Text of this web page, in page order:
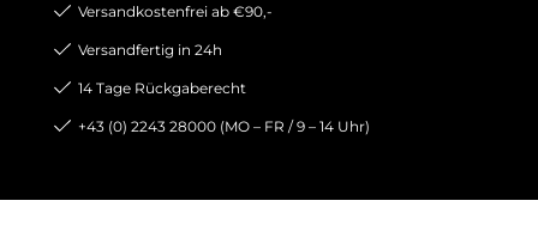
Versandkostenfrei ab €90,-
Versandfertig in 24h
14 Tage Rückgaberecht
+43 (0) 2243 28000 (MO – FR / 9 – 14 Uhr)